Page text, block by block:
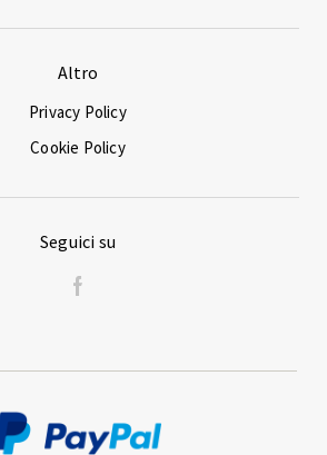
Altro
Privacy Policy
Cookie Policy
Seguici su